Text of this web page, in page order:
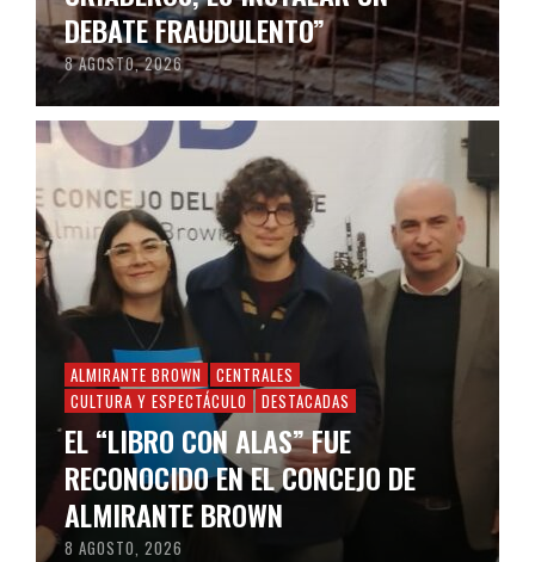
DEBATE FRAUDULENTO”
8 AGOSTO, 2026
ALMIRANTE BROWN
CENTRALES
CULTURA Y ESPECTÁCULO
DESTACADAS
EL “LIBRO CON ALAS” FUE
RECONOCIDO EN EL CONCEJO DE
ALMIRANTE BROWN
8 AGOSTO, 2026